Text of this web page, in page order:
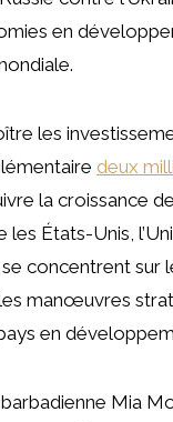
en
les
deux
la croissance
États-Unis,
se concentrent
manœuvres
en
Mia